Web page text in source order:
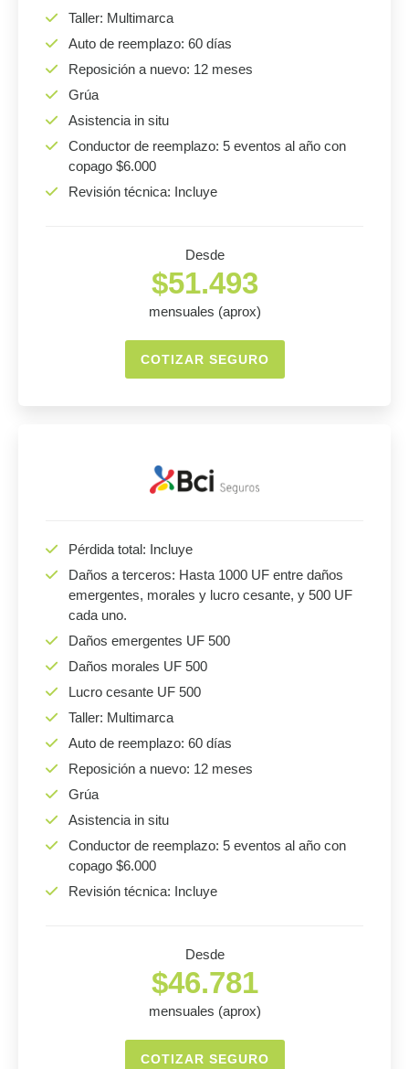
Taller: Multimarca
Auto de reemplazo: 60 días
Reposición a nuevo: 12 meses
Grúa
Asistencia in situ
Conductor de reemplazo: 5 eventos al año con
copago $6.000
Revisión técnica: Incluye
Desde
$51.493
mensuales (aprox)
COTIZAR SEGURO
Pérdida total: Incluye
Daños a terceros: Hasta 1000 UF entre daños
emergentes, morales y lucro cesante, y 500 UF
cada uno.
Daños emergentes UF 500
Daños morales UF 500
Lucro cesante UF 500
Taller: Multimarca
Auto de reemplazo: 60 días
Reposición a nuevo: 12 meses
Grúa
Asistencia in situ
Conductor de reemplazo: 5 eventos al año con
copago $6.000
Revisión técnica: Incluye
Desde
$46.781
mensuales (aprox)
COTIZAR SEGURO